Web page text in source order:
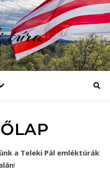
túra
!